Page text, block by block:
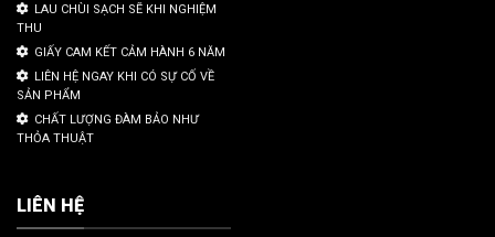
LAU CHÙI SẠCH SẼ KHI NGHIỆM
THU
GIẤY CAM KẾT CẢM HÀNH 6 NĂM
LIÊN HỆ NGAY KHI CÓ SỰ CỐ VỀ
SẢN PHẨM
CHẤT LƯỢNG ĐÀM BẢO NHƯ
THỎA THUẬT
LIÊN HỆ